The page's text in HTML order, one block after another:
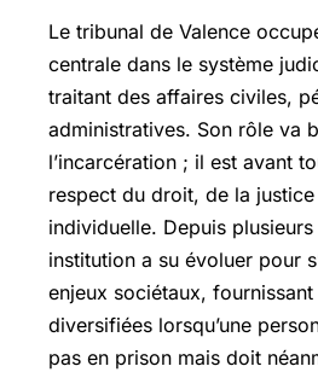
Le tribunal de Valence
centrale dans le système
traitant des affaires civiles,
administratives. Son rôle va
l’incarcération ; il est avant
respect du droit, de la
individuelle. Depuis
institution a su évoluer pour
enjeux sociétaux,
diversifiées lorsqu’une
pas en prison mais doit